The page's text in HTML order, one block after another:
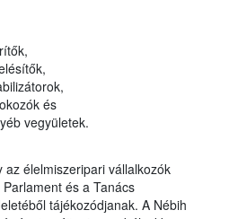
és
vegyületek.
élelmiszeripari vállalkozók
és a Tanács
tájékozódjanak. A Nébih